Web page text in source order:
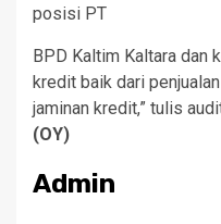
posisi PT
BPD Kaltim Kaltara dan
kredit baik dari
jaminan kredit,” tulis
(OY)
Admin